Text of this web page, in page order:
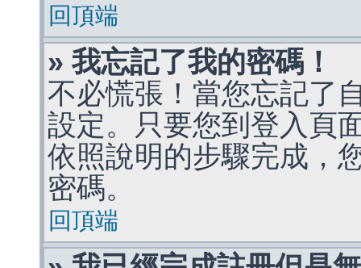
回頂端
» 我忘記了我的密碼！
不必慌張！當您忘記了
設定。只要您到登入頁
依照說明的步驟完成，
密碼。
回頂端